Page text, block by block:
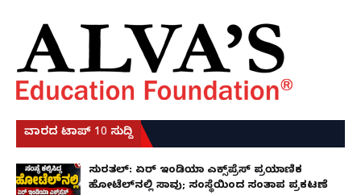
ವಾರದ ಟಾಪ್ 10 ಸುದ್ದಿ
ಸುರತ್ಕಲ್: ಏರ್ ಇಂಡಿಯಾ ಎಕ್ಸ್‌ಪ್ರೆಸ್ ಪ್ರಯಾಣಿಕ
ಹೋಟೆಲ್‌ನಲ್ಲಿ ಸಾವು; ಸಂಸ್ಥೆಯಿಂದ ಸಂತಾಪ ಪ್ರಕಟಣೆ